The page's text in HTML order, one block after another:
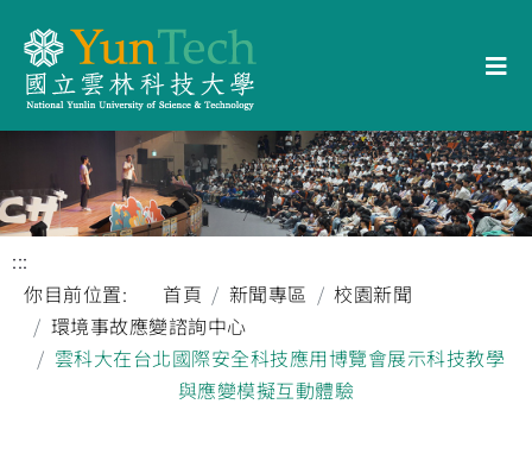
:::
你目前位置:
首頁 新聞專區
校園新聞
環境事故應變諮詢中心
雲科大在台北國際安全科技應用博覽會展示科技教學
與應變模擬互動體驗